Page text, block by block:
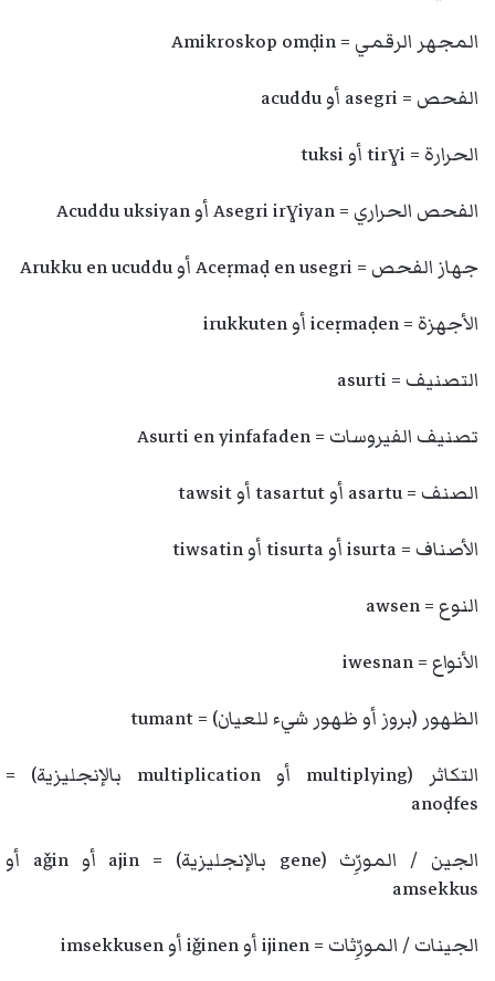
المجهر الرقمي = Amikroskop omḍin
الفحص = asegri أو acuddu
الحرارة = tirɣi أو tuksi
الفحص الحراري = Asegri irɣiyan أو Acuddu uksiyan
جهاز الفحص = Aceṛmaḍ en usegri أو Arukku en ucuddu
الأجهزة = iceṛmaḍen أو irukkuten
التصنيف = asurti
تصنيف الفيروسات = Asurti en yinfafaden
الصنف = asartu أو tasartut أو tawsit
الأصناف = isurta أو tisurta أو tiwsatin
النوع = awsen
الأنواع = iwesnan
الظهور (بروز أو ظهور شيء للعيان) = tumant
التكاثر (multiplying أو multiplication بالإنجليزية) =
anoḍfes
الجين / المورِّث (gene بالإنجليزية) = ajin أو aǧin أو
amsekkus
الجينات / المورِّثات = ijinen أو iǧinen أو imsekkusen